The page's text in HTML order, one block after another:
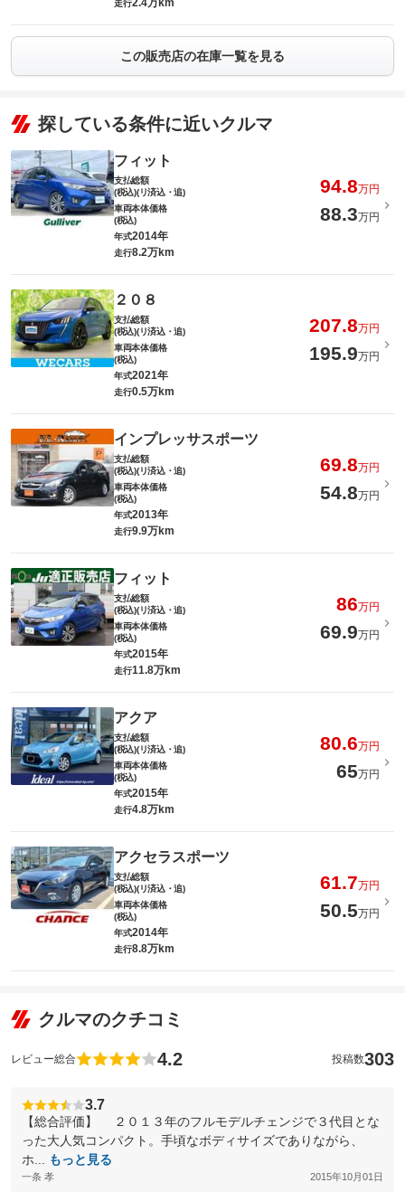
走行2.4万km
この販売店の在庫一覧を見る
探している条件に近いクルマ
フィット
支払総額
(税込)(リ済込・追)
94.8万円
車両本体価格
(税込)
88.3万円
年式2014年
走行8.2万km
２０８
支払総額
(税込)(リ済込・追)
207.8万円
車両本体価格
(税込)
195.9万円
年式2021年
走行0.5万km
インプレッサスポーツ
支払総額
(税込)(リ済込・追)
69.8万円
車両本体価格
(税込)
54.8万円
年式2013年
走行9.9万km
フィット
支払総額
(税込)(リ済込・追)
86万円
車両本体価格
(税込)
69.9万円
年式2015年
走行11.8万km
アクア
支払総額
(税込)(リ済込・追)
80.6万円
車両本体価格
(税込)
65万円
年式2015年
走行4.8万km
アクセラスポーツ
支払総額
(税込)(リ済込・追)
61.7万円
車両本体価格
(税込)
50.5万円
年式2014年
走行8.8万km
クルマのクチコミ
レビュー総合 4.2 投稿数303
3.7
【総合評価】 ２０１３年のフルモデルチェンジで３代目とな
った大人気コンパクト。手頃なボディサイズでありながら、
ホ...
もっと見る
一条 孝 2015年10月01日